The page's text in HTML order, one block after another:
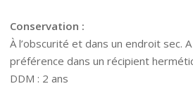
Conservation :
À l’obscurité et dans un endroit sec.
préférence dans un récipient
DDM : 2 ans